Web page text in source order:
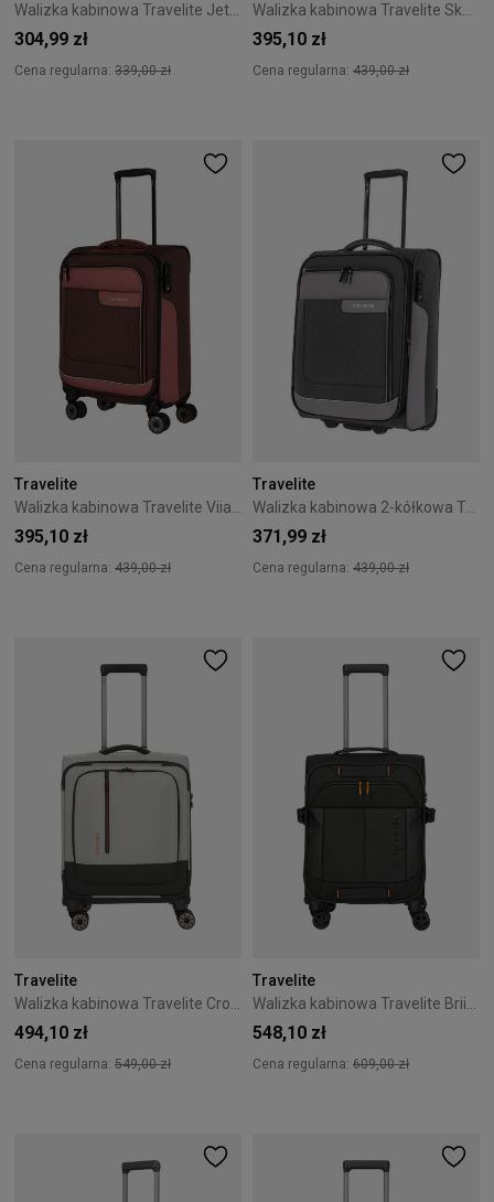
Walizka kabinowa Travelite Jetpack Easy 40 cm Blue
304,99 zł
Cena regularna: 339,00 zł
Walizka kabinowa Travelite Skaii 55 cm antracytowa
395,10 zł
Cena regularna: 439,00 zł
Travelite
395,10 zł
Cena regularna: 439,00 zł
Travelite
371,99 zł
Cena regularna: 439,00 zł
Travelite
494,10 zł
Cena regularna: 549,00 zł
Travelite
548,10 zł
Cena regularna: 609,00 zł